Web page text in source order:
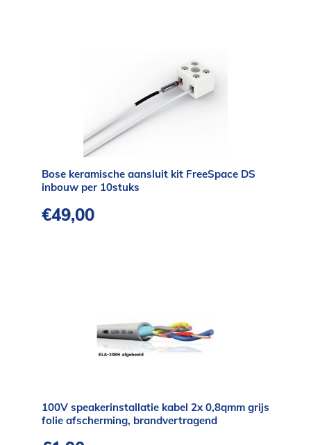
Bose keramische aansluit kit FreeSpace DS
inbouw per 10stuks
€49,00
100V speakerinstallatie kabel 2x 0,8qmm grijs
folie afscherming, brandvertragend